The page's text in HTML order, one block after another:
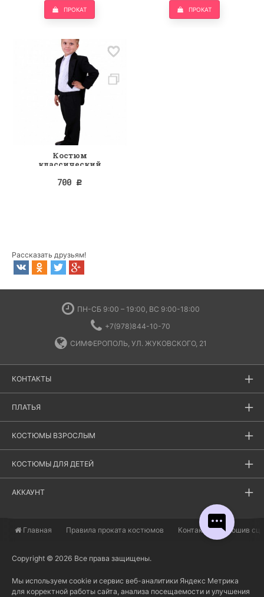
ПРОКАТ ПРОКАТ
Костюм
классический
700 Р
Рассказать друзьям!
ПН-СБ 9:00 – 19:00, ВС 9:00-18:00
+7(978)844-10-70
СИМФЕРОПОЛЬ, УЛ. ЖУКОВСКОГО, 21
КОНТАКТЫ
ПЛАТЬЯ
КОСТЮМЫ ВЗРОСЛЫМ
КОСТЮМЫ ДЛЯ ДЕТЕЙ
АККАУНТ
Главная ​Правила проката костюмов Контакты Пошив
Copyright © 2026 Все права защищены.
Мы используем cookie и сервис веб-аналитики Яндекс Метрика
для корректной работы сайта, анализа посещаемости и улучшения